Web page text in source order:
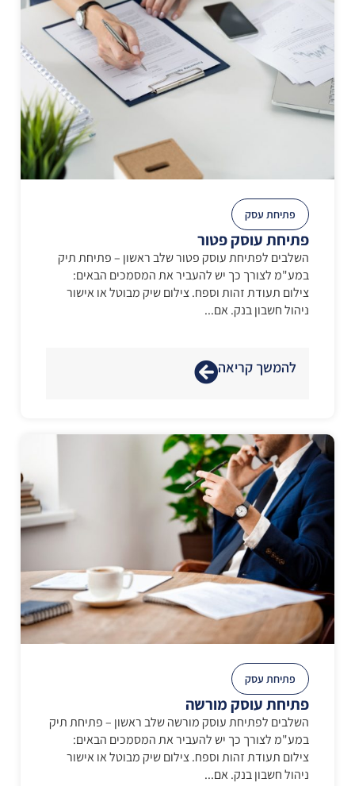
פתיחת עסק
פתיחת עוסק פטור
השלבים לפתיחת עוסק פטור שלב ראשון – פתיחת תיק
במע"מ לצורך כך יש להעביר את המסמכים הבאים:
צילום תעודת זהות וספח. צילום שיק מבוטל או אישור
ניהול חשבון בנק. אם...
להמשך קריאה
פתיחת עסק
פתיחת עוסק מורשה
השלבים לפתיחת עוסק מורשה שלב ראשון – פתיחת תיק
במע"מ לצורך כך יש להעביר את המסמכים הבאים:
צילום תעודת זהות וספח. צילום שיק מבוטל או אישור
ניהול חשבון בנק. אם...